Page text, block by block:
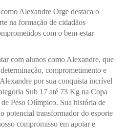
Alexandre Orge destaca o
na formação de cidadãos
com o bem-estar
com alunos como Alexandre, que
comprometimento e
por sua conquista incrível
Sub 17 até 73 Kg na Copa
Peso Olímpico. Sua história de
potencial transformador do esporte
compromisso em apoiar e